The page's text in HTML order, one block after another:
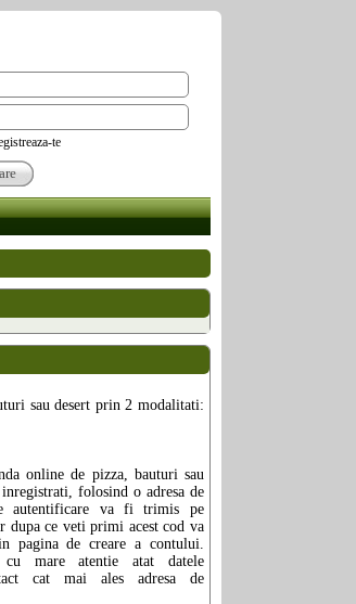
te
sau desert prin 2 modalitati:
online de pizza, bauturi sau
inregistrati, folosind o adresa de
autentificare va fi trimis pe
dupa ce veti primi acest cod va
pagina de creare a contului.
mare atentie atat datele
cat mai ales adresa de